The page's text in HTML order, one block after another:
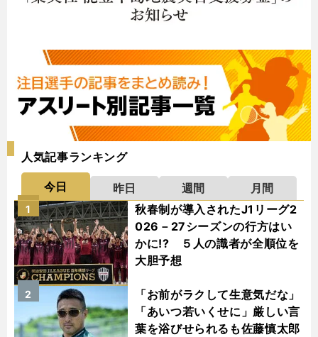
人気記事ランキング
今日 昨日 週間
月間
秋春制が導入されたJ1リーグ2
026－27シーズンの行方はい
かに!? ５人の識者が全順位を
大胆予想
1
「お前がラクして生意気だな」
「あいつ若いくせに」厳しい言
葉を浴びせられるも佐藤慎太郎
2